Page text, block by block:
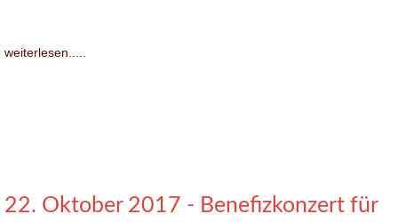
weiterlesen.....
22. Oktober 2017 - Benefizkonzert für